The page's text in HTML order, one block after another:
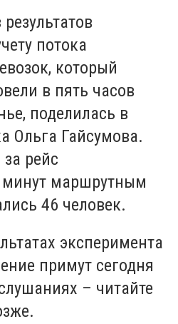
потока
который
в пять часов
поделилась в
Ольга Гайсумова.
рейс
минут маршрутным
46 человек.
эксперимента
примут сегодня
– читайте